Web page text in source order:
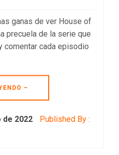
ganas de ver House of
precuela de la serie que
comentar cada episodio
–
de 2022
Published By :